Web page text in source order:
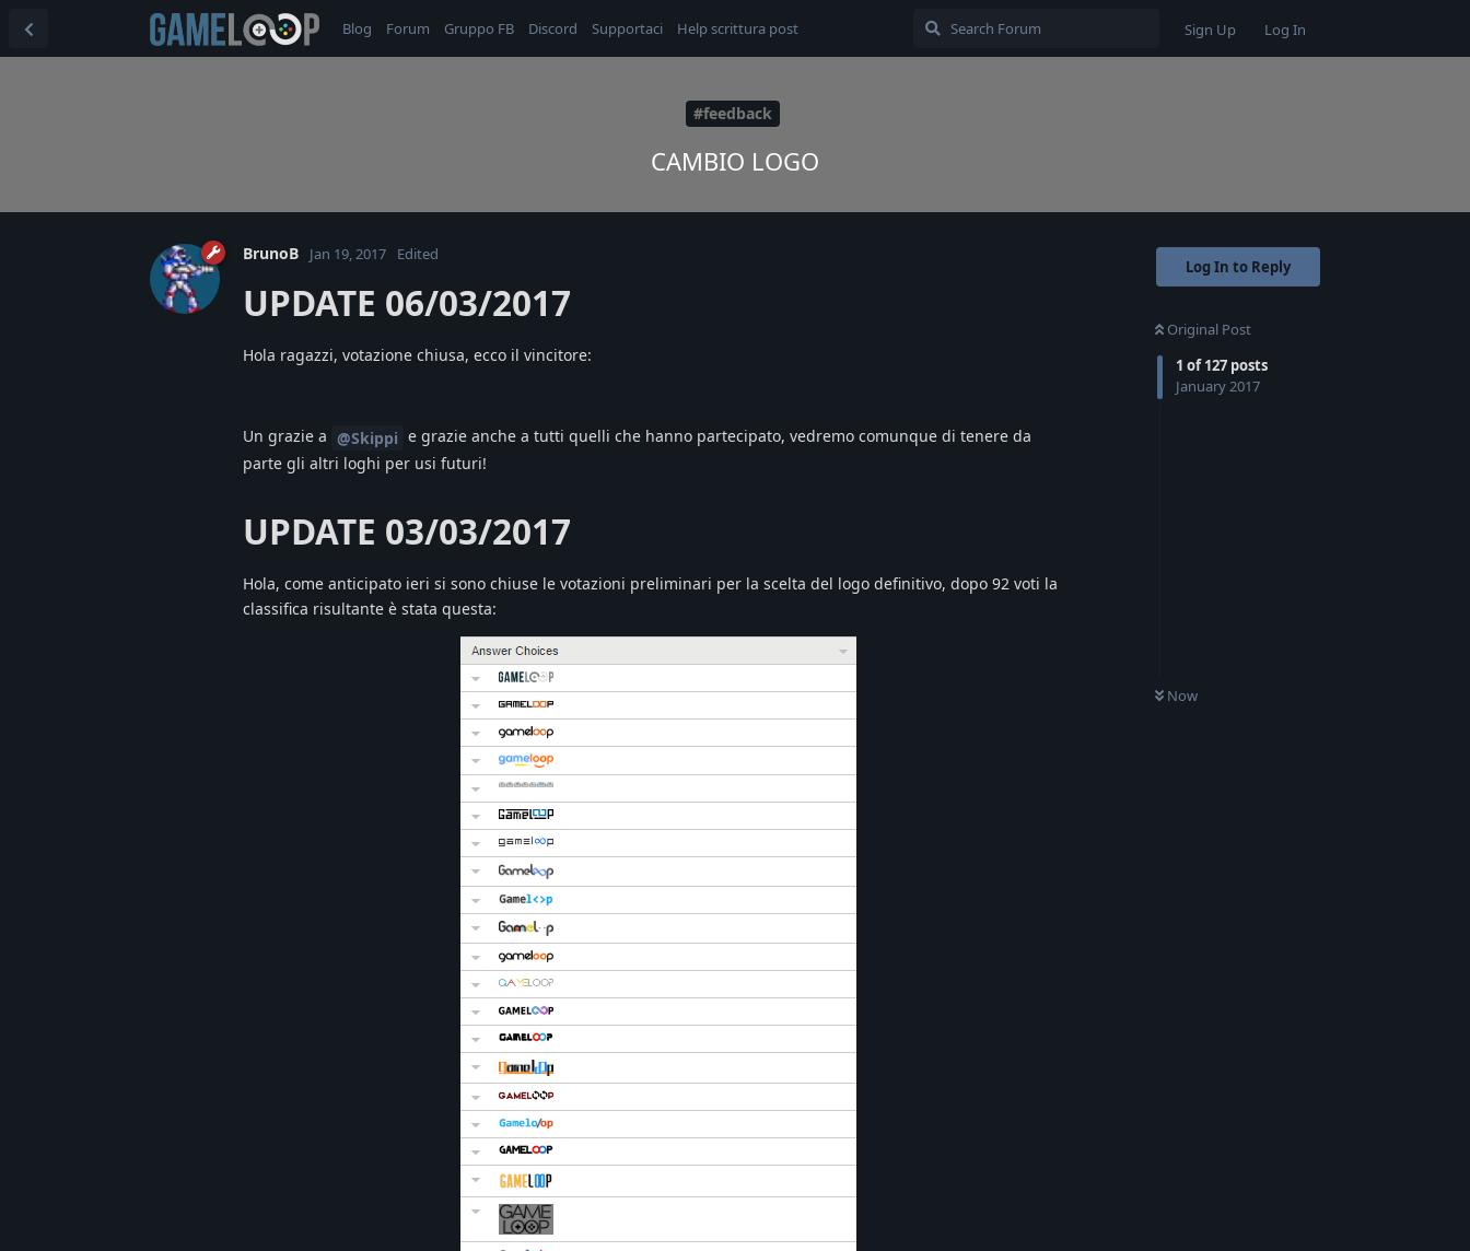
Blog Forum Gruppo FB Discord Supportaci Help scrittura post Sign Up Log In
#feedback
CAMBIO LOGO
Log In to Reply
Original Post
1 of127 posts
January 2017
Now
BrunoB Jan 19, 2017 Edited
UPDATE 06/03/2017
Hola ragazzi, votazione chiusa, ecco il vincitore:
Un grazie a @Skippi e grazie anche a tutti quelli che hanno partecipato, vedremo comunque di tenere da
parte gli altri loghi per usi futuri!
UPDATE 03/03/2017
Hola, come anticipato ieri si sono chiuse le votazioni preliminari per la scelta del logo definitivo, dopo 92 voti la
classifica risultante è stata questa: